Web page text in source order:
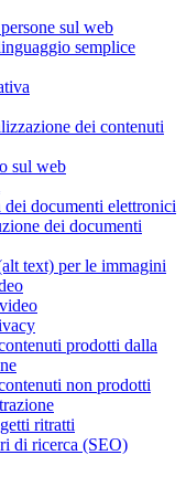
sul web
semplice
dei contenuti
sul web
documenti elettronici
dei documenti
text) per le immagini
prodotti dalla
non prodotti
ritratti
di ricerca (SEO)